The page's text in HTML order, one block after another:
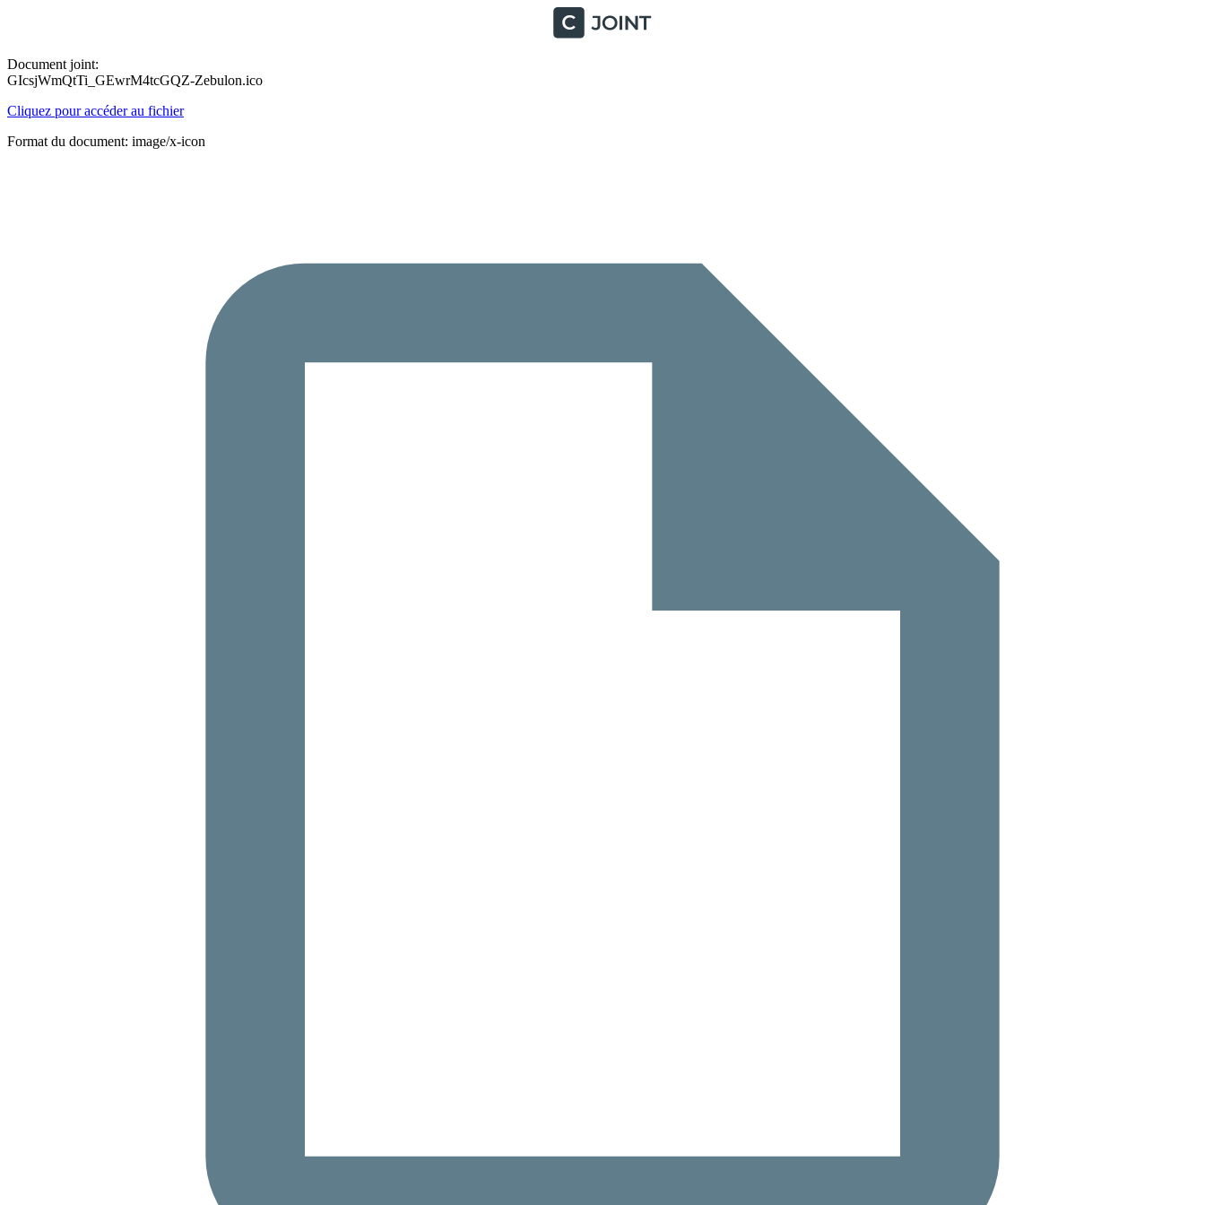
Document joint:
GIcsjWmQtTi_GEwrM4tcGQZ-Zebulon.ico
Cliquez pour accéder au fichier
Format du document: image/x-icon